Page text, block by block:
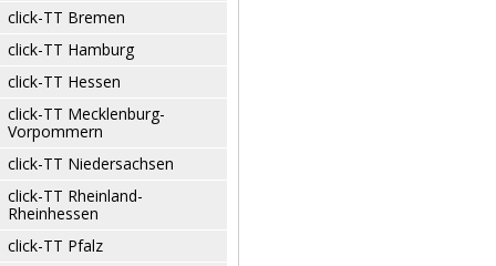
click-TT Bremen
click-TT Hamburg
click-TT Hessen
click-TT Mecklenburg-
Vorpommern
click-TT Niedersachsen
click-TT Rheinland-
Rheinhessen
click-TT Pfalz